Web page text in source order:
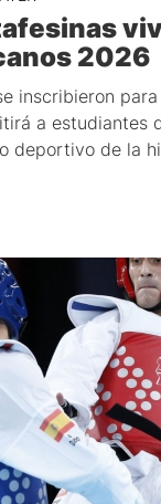
2026
inscribieron
a estudiantes
deportivo de la